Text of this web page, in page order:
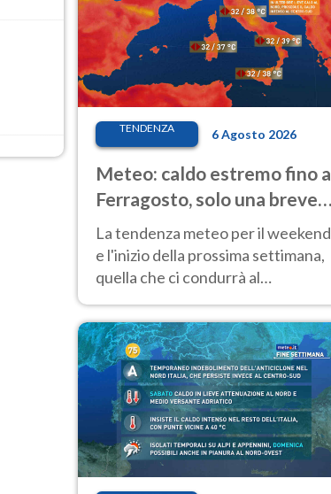
TENDENZA 6 Agosto 2026
Meteo: caldo estremo fino a
Ferragosto, solo una breve
pausa. Ecco dove
La tendenza meteo per il weekend
e l'inizio della prossima settimana,
quella che ci condurrà al
temperature molto elevate